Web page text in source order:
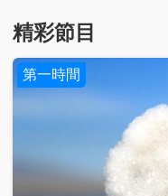
精彩節目
第一時間